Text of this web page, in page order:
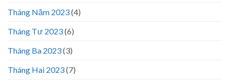
Tháng Năm 2023(4)
Tháng Tư 2023(6)
Tháng Ba 2023(3)
Tháng Hai 2023(7)